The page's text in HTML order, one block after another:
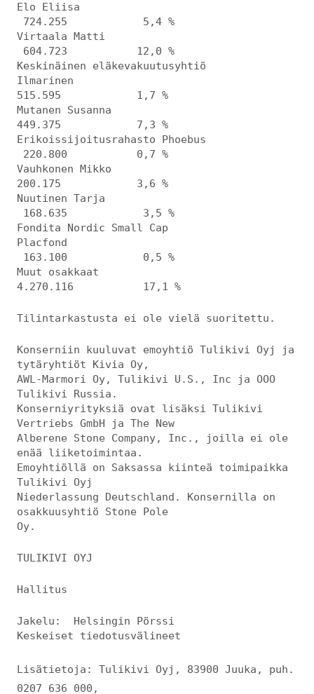
Elo Eliisa
724.255 5,4 %
Virtaala Matti
604.723 12,0 %
Keskinäinen eläkevakuutusyhtiö
Ilmarinen
515.595 1,7 %
Mutanen Susanna
449.375 7,3 %
Erikoissijoitusrahasto Phoebus
220.800 0,7 %
Vauhkonen Mikko
200.175 3,6 %
Nuutinen Tarja
168.635 3,5 %
Fondita Nordic Small Cap
Placfond
163.100 0,5 %
Muut osakkaat
4.270.116 17,1 %
Tilintarkastusta ei ole vielä suoritettu.
Konserniin kuuluvat emoyhtiö Tulikivi Oyj ja
tytäryhtiöt Kivia Oy,
AWL-Marmori Oy, Tulikivi U.S., Inc ja OOO
Tulikivi Russia.
Konserniyrityksiä ovat lisäksi Tulikivi
Vertriebs GmbH ja The New
Alberene Stone Company, Inc., joilla ei ole
enää liiketoimintaa.
Emoyhtiöllä on Saksassa kiinteä toimipaikka
Tulikivi Oyj
Niederlassung Deutschland. Konsernilla on
osakkuusyhtiö Stone Pole
Oy.
TULIKIVI OYJ
Hallitus
Jakelu: Helsingin Pörssi
Keskeiset tiedotusvälineet
Lisätietoja: Tulikivi Oyj, 83900 Juuka, puh.
0207 636 000,